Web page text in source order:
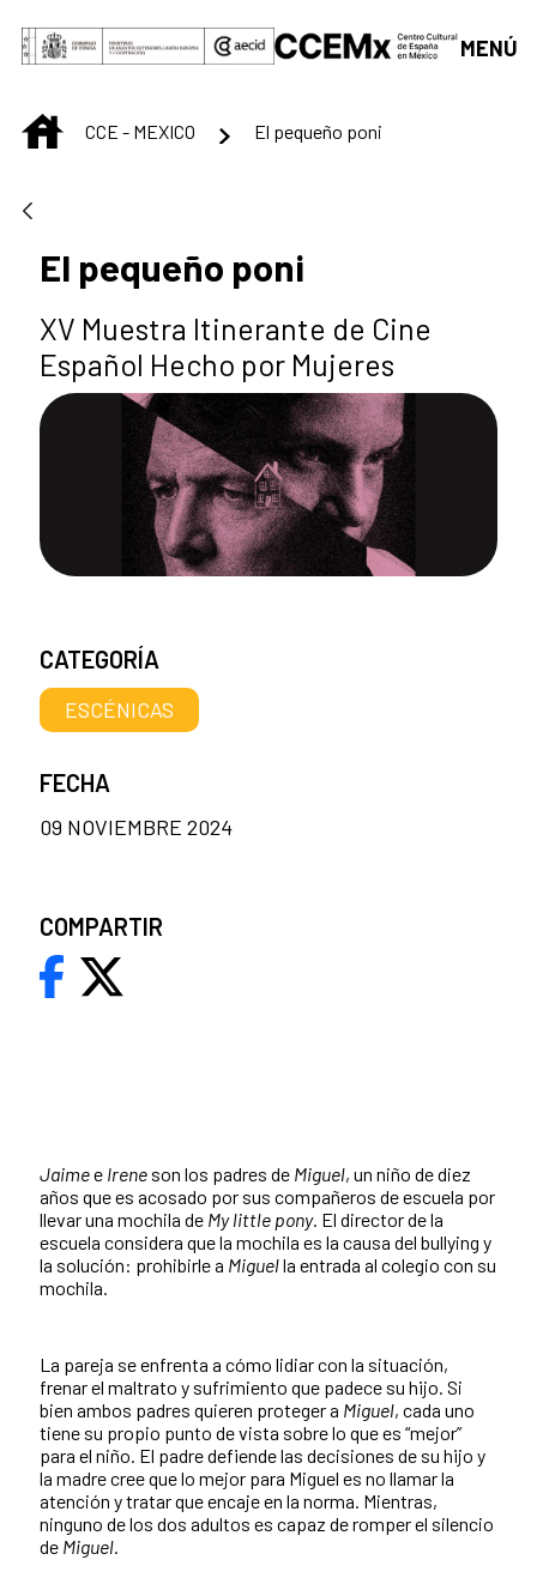
Saltar al contenido principal
MENÚ
INICIOCCE - MEXICO El pequeño poni
El pequeño poni
XV Muestra Itinerante de Cine
Español Hecho por Mujeres
Jaimee Irene son los padres de Miguel, un niño de diez
años que es acosado por sus compañeros de escuela por
llevar una mochila de My little pony. El director de la
escuela considera que la mochila es la causa del bullying y
la solución: prohibirle a Miguella entrada al colegio con su
mochila.
La pareja se enfrenta a cómo lidiar con la situación,
frenar el maltrato y sufrimiento que padece su hijo. Si
bien ambos padres quieren proteger a Miguel, cada uno
tiene su propio punto de vista sobre lo que es “mejor”
para el niño. El padre defiende las decisiones de su hijo y
la madre cree que lo mejor para Miguel es no llamar la
atención y tratar que encaje en la norma. Mientras,
ninguno de los dos adultos es capaz de romper el silencio
de Miguel.
CATEGORÍA
ESCÉNICAS
FECHA
09 NOVIEMBRE 2024
COMPARTIR